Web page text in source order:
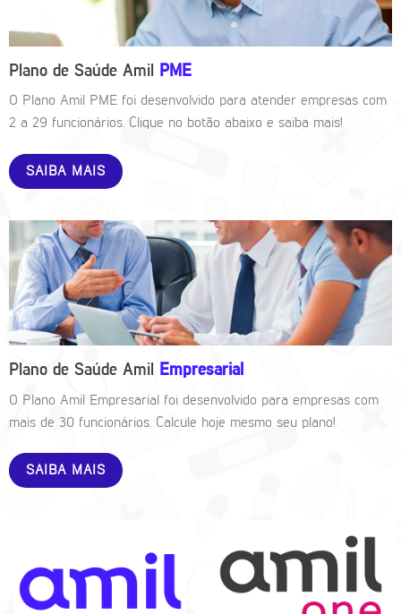
Plano de Saúde Amil PME
O Plano Amil PME foi desenvolvido para atender empresas com
2 a 29 funcionários. Clique no botão abaixo e saiba mais!
SAIBA MAIS
Plano de Saúde Amil Empresarial
O Plano Amil Empresarial foi desenvolvido para empresas com
mais de 30 funcionários. Calcule hoje mesmo seu plano!
SAIBA MAIS